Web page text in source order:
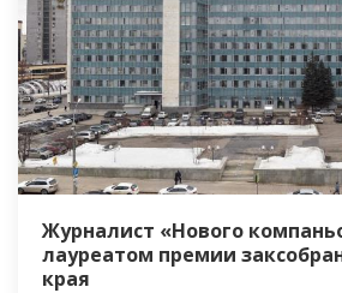
Журналист «Нового
лауреатом премии
края